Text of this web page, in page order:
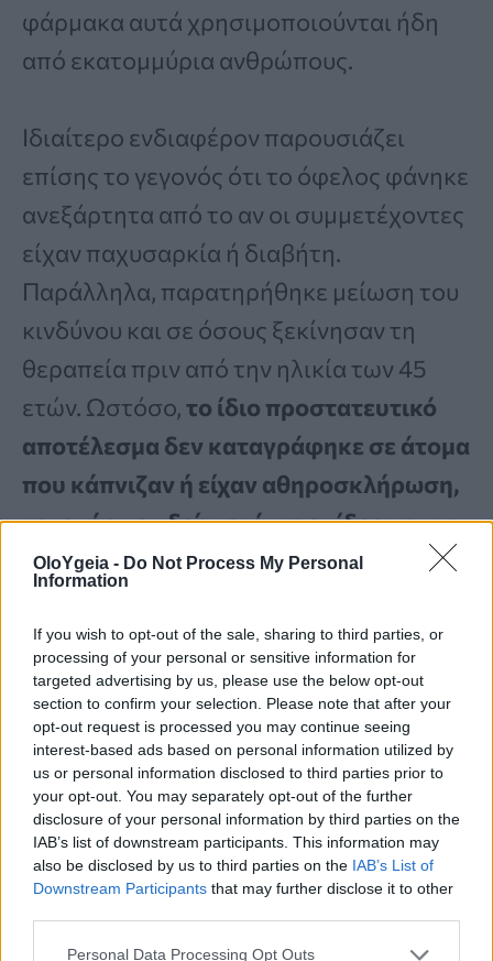
OloYgeia - Do Not Process My Personal
Information
If you wish to opt-out of the sale, sharing to third parties, or
processing of your personal or sensitive information for
targeted advertising by us, please use the below opt-out
section to confirm your selection. Please note that after your
opt-out request is processed you may continue seeing
interest-based ads based on personal information utilized by
us or personal information disclosed to third parties prior to
your opt-out. You may separately opt-out of the further
disclosure of your personal information by third parties on the
IAB’s list of downstream participants. This information may
also be disclosed by us to third parties on the IAB’s List of
Downstream Participants that may further disclose it to other
Personal Data Processing Opt Outs
φάρμακα αυτά χρησιμοποιούνται ήδη
από εκατομμύρια ανθρώπους.
Ιδιαίτερο ενδιαφέρον παρουσιάζει
επίσης το γεγονός ότι το όφελος φάνηκε
ανεξάρτητα από το αν οι συμμετέχοντες
είχαν παχυσαρκία ή διαβήτη.
Παράλληλα, παρατηρήθηκε μείωση του
κινδύνου και σε όσους ξεκίνησαν τη
θεραπεία πριν από την ηλικία των 45
ετών. Ωστόσο,το ίδιο προστατευτικό
αποτέλεσμα δεν καταγράφηκε σε άτομα
που κάπνιζαν ή είχαν αθηροσκλήρωση,
γεγονός που δείχνει ότι η επίδραση των
GLP-1 πιθανότατα επηρεάζεται από το
ανθρώπου.
Αξίζει ακόμη να σημειωθεί ότι δεν
έδειξαν όλα τα φάρμακα της κατηγορίας
το ίδιο αποτέλεσμα. Όταν οι ερευνητές
εξέτασαν τα GLP-1RAs ξεχωριστά,
στατιστικά σημαντική μείωση του
σεμαγλουτίδη, τη λιραγλουτίδη και τη